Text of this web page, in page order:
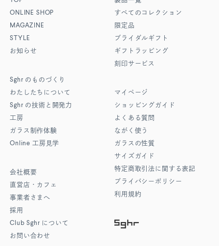
ONLINE SHOP
MAGAZINE
STYLE
お知らせ
Sghr のものづくり
わたしたちについて
Sghr の技術と開発力
工房
ガラス制作体験
Online 工房見学
会社概要
直営店・カフェ
事業者さまへ
採用
Club Sghr について
お問い合わせ
すべてのコレクション
限定品
ブライダルギフト
ギフトラッピング
刻印サービス
マイページ
ショッピングガイド
よくある質問
ながく使う
ガラスの性質
サイズガイド
特定商取引法に関する表記
プライバシーポリシー
利用規約